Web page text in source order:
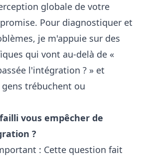
globale de votre
Pour diagnostiquer et
je m'appuie sur des
qui vont au-delà de «
l'intégration ? » et
trébuchent ou
vous empêcher de
?
: Cette question fait